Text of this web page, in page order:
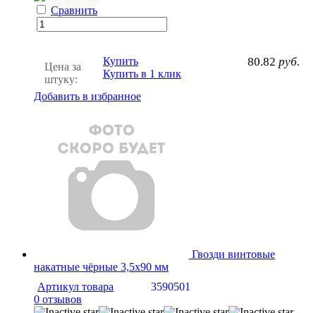
Сравнить
Цена за
штуку:
80.82 руб.
Купить
Купить в 1 клик
Добавить в избранное
Гвозди винтовые
накатные чёрные 3,5х90 мм
Артикул товара
3590501
0 отзывов